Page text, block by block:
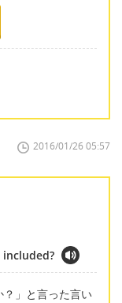
2016/01/26 05:57
？」と言った言い